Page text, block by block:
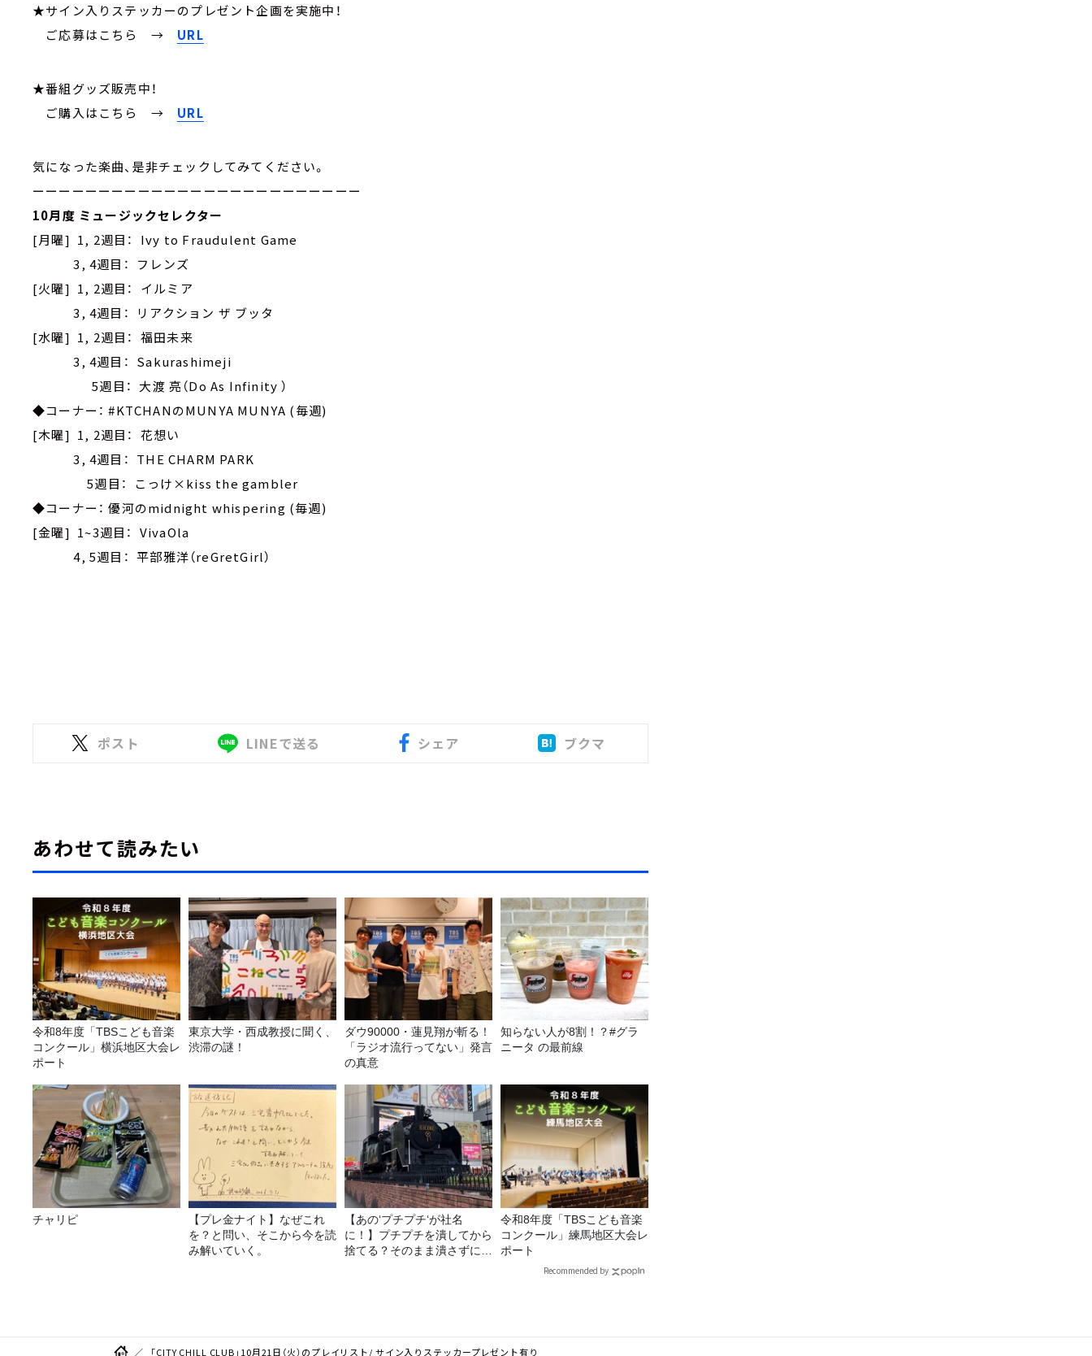
★サイン入りステッカーのプレゼント企画を実施中！
ご応募はこちら → URL
★番組グッズ販売中！
ご購入はこちら → URL
気になった楽曲、是非チェックしてみてください。
ーーーーーーーーーーーーーーーーーーーーーーーーー
10月度 ミュージックセレクター
[月曜] 1, 2週目： Ivy to Fraudulent Game
3, 4週目： フレンズ
[火曜] 1, 2週目： イルミア
3, 4週目： リアクション ザ ブッタ
[水曜] 1, 2週目： 福田未来
3, 4週目： Sakurashimeji
5週目： 大渡 亮（Do As Infinity ）
◆コーナー： #KTCHANのMUNYA MUNYA (毎週)
[木曜] 1, 2週目： 花想い
3, 4週目： THE CHARM PARK
5週目： こっけ×kiss the gambler
◆コーナー： 優河のmidnight whispering (毎週)
[金曜] 1~3週目： VivaOla
4, 5週目： 平部雅洋（reGretGirl）
ポスト LINEで送る シェア ブクマ
あわせて読みたい
令和8年度「TBSこども音楽
コンクール」横浜地区大会レ
ポート
東京大学・西成教授に聞く、
渋滞の謎！
ダウ90000・蓮見翔が斬る！
「ラジオ流行ってない」発言
の真意
知らない人が8割！？#グラ
ニータ の最前線
チャリピ
【プレ金ナイト】なぜこれ
を？と問い、そこから今を読
み解いていく。
【あの‘プチプチ‘が社名
に！】プチプチを潰してから
捨てる？そのまま潰さずに捨
令和8年度「TBSこども音楽
コンクール」練馬地区大会レ
ポート
Recommended by
「CITY CHILL CLUB」10月21日（火）のプレイリスト/ サイン入りステッカープレゼント有り